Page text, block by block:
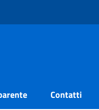
Contatti